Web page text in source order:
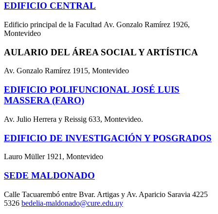
EDIFICIO CENTRAL
Edificio principal de la Facultad Av. Gonzalo Ramírez 1926,
Montevideo
AULARIO DEL ÁREA SOCIAL Y ARTÍSTICA
Av. Gonzalo Ramírez 1915, Montevideo
EDIFICIO POLIFUNCIONAL JOSÉ LUIS
MASSERA (FARO)
Av. Julio Herrera y Reissig 633, Montevideo.
EDIFICIO DE INVESTIGACIÓN Y POSGRADOS
Lauro Müller 1921, Montevideo
SEDE MALDONADO
Calle Tacuarembó entre Bvar. Artigas y Av. Aparicio Saravia 4225
5326 bedelia-maldonado@cure.edu.uy